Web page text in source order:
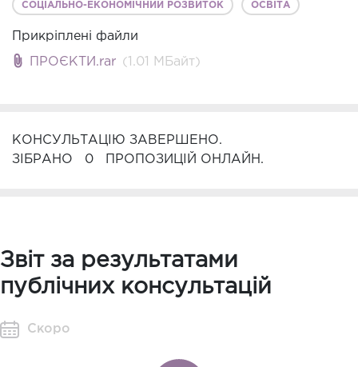
СОЦІАЛЬНО-ЕКОНОМІЧНИЙ РОЗВИТОК ОСВІТА
Прикріплені файли
ПРОЄКТИ.rar (1.01 MБайт)
КОНСУЛЬТАЦІЮ ЗАВЕРШЕНО.
ЗІБРАНО
0 ПРОПОЗИЦІЙ ОНЛАЙН.
Звіт за результатами
публічних консультацій
Скоро